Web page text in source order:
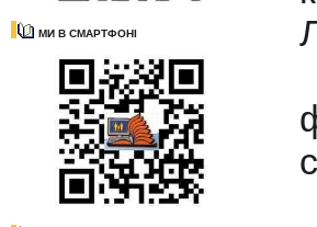
МИ В СМАРТФОНІ